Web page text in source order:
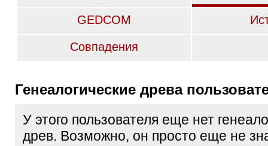
GEDCOM
Совпадения
Генеалогические древа
У этого пользователя еще нет
древ. Возможно, он просто еще не